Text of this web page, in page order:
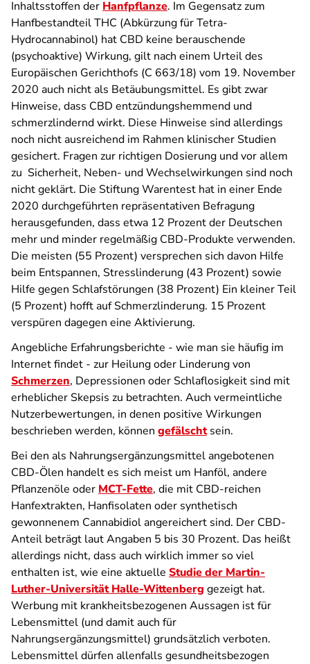
Inhaltsstoffen der Hanfpflanze. Im Gegensatz zum
Hanfbestandteil THC (Abkürzung für Tetra-
Hydrocannabinol) hat CBD keine berauschende
(psychoaktive) Wirkung, gilt nach einem Urteil des
Europäischen Gerichthofs (C 663/18) vom 19. November
2020 auch nicht als Betäubungsmittel. Es gibt zwar
Hinweise, dass CBD entzündungshemmend und
schmerzlindernd wirkt. Diese Hinweise sind allerdings
noch nicht ausreichend im Rahmen klinischer Studien
gesichert. Fragen zur richtigen Dosierung und vor allem
zu Sicherheit, Neben- und Wechselwirkungen sind noch
nicht geklärt. Die Stiftung Warentest hat in einer Ende
2020 durchgeführten repräsentativen Befragung
herausgefunden, dass etwa 12 Prozent der Deutschen
mehr und minder regelmäßig CBD-Produkte verwenden.
Die meisten (55 Prozent) versprechen sich davon Hilfe
beim Entspannen, Stresslinderung (43 Prozent) sowie
Hilfe gegen Schlafstörungen (38 Prozent) Ein kleiner Teil
(5 Prozent) hofft auf Schmerzlinderung. 15 Prozent
verspüren dagegen eine Aktivierung.
Angebliche Erfahrungsberichte - wie man sie häufig im
Internet findet - zur Heilung oder Linderung von
Schmerzen, Depressionen oder Schlaflosigkeit sind mit
erheblicher Skepsis zu betrachten. Auch vermeintliche
Nutzerbewertungen, in denen positive Wirkungen
beschrieben werden, können gefälschtsein.
Bei den als Nahrungsergänzungsmittel angebotenen
CBD-Ölen handelt es sich meist um Hanföl, andere
Pflanzenöle oder MCT-Fette, die mit CBD-reichen
Hanfextrakten, Hanfisolaten oder synthetisch
gewonnenem Cannabidiol angereichert sind. Der CBD-
Anteil beträgt laut Angaben 5 bis 30 Prozent. Das heißt
allerdings nicht, dass auch wirklich immer so viel
enthalten ist, wie eine aktuelle Studie der Martin-
Luther-Universität Halle-Wittenberg gezeigt hat.
Werbung mit krankheitsbezogenen Aussagen ist für
Lebensmittel (und damit auch für
Nahrungsergänzungsmittel) grundsätzlich verboten.
Lebensmittel dürfen allenfalls gesundheitsbezogen